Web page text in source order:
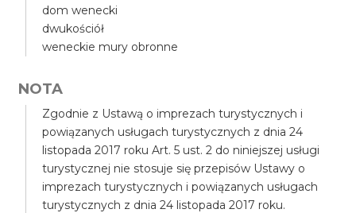
dom wenecki
dwukościół
weneckie mury obronne
NOTA
Zgodnie z Ustawą o imprezach turystycznych i
powiązanych usługach turystycznych z dnia 24
listopada 2017 roku Art. 5 ust. 2 do niniejszej usługi
turystycznej nie stosuje się przepisów Ustawy o
imprezach turystycznych i powiązanych usługach
turystycznych z dnia 24 listopada 2017 roku.